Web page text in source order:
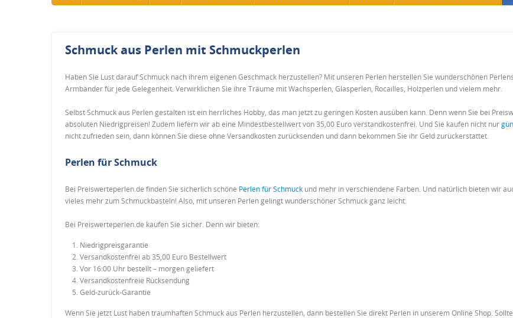
Schmuck aus Perlen mit Schmuckperlen
Haben Sie Lust darauf Schmuck nach ihrem eigenen Geschmack herzustellen? Mit unseren Perlen herstellen Sie wunderschönen
Armbänder für jede Gelegenheit. Verwirklichen Sie ihre Träume mit Wachsperlen, Glasperlen, Rocailles, Holzperlen und vielem mehr.
Selbst Schmuck aus Perlen gestalten ist ein herrliches Hobby, das man jetzt zu geringen Kosten ausüben kann. Denn wenn Sie bei
absoluten Niedrigpreisen! Zudem liefern wir ab eine Mindestbestellwert von 35,00 Euro verstandkostenfrei. Und Sie kaufen nicht nur
nicht zufrieden sein, dann können Sie diese ohne Versandkosten zurücksenden und dann bekommen Sie ihr Geld zurückerstattet.
Perlen für Schmuck
Bei Preiswerteperlen.de finden Sie sicherlich schöne Perlen für Schmuck und mehr in verschiendene Farben. Und natürlich bieten wir
vieles mehr zum Schmuckbasteln! Also, mit unseren Perlen gelingt wunderschöner Schmuck ganz leicht.
Bei Preiswerteperlen.de kaufen Sie sicher. Denn wir bieten:
Niedrigpreisgarantie
Versandkostenfrei ab 35,00 Euro Bestellwert
Vor 16:00 Uhr bestellt – morgen geliefert
Versandkostenfreie Rücksendung
Geld-zurück-Garantie
Wenn Sie jetzt Lust haben traumhaften Schmuck aus Perlen herzustellen, dann bestellen Sie direkt Perlen in unserem Online Shop.